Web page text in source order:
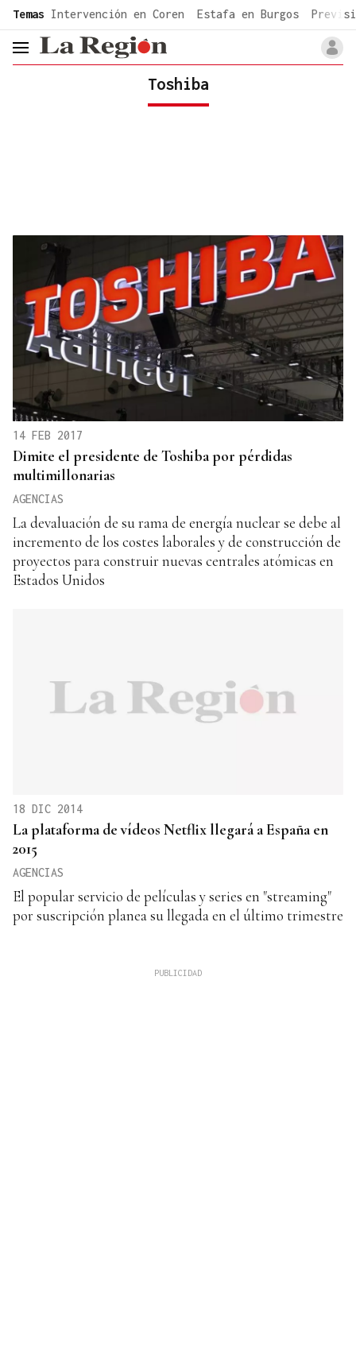
common.go-to-content
Temas Intervención en Coren Estafa en Burgos
header.menu.open
Toshiba
14 FEB 2017
Dimite el presidente de Toshiba por pérdidas
multimillonarias
AGENCIAS
La devaluación de su rama de energía nuclear se debe al
incremento de los costes laborales y de construcción de
proyectos para construir nuevas centrales atómicas en
Estados Unidos
18 DIC 2014
La plataforma de vídeos Netflix llegará a España en
2015
AGENCIAS
El popular servicio de películas y series en "streaming"
por suscripción planea su llegada en el último trimestre